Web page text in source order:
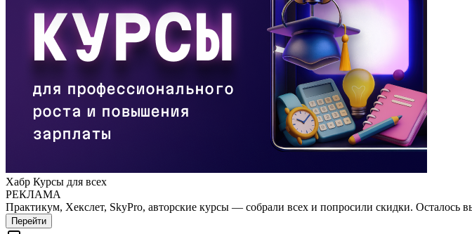
Хабр Курсы для всех
РЕКЛАМА
Практикум, Хекслет, SkyPro, авторские курсы — собрали всех и попросили скидки. Осталось
Перейти